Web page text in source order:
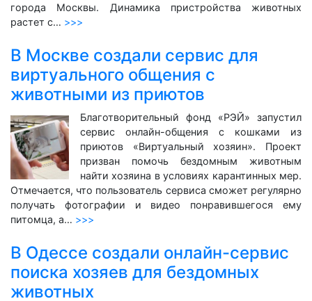
города Москвы. Динамика пристройства животных
растет с… >>>
В Москве создали сервис для
виртуального общения с
животными из приютов
Благотворительный фонд «РЭЙ» запустил
сервис онлайн-общения с кошками из
приютов «Виртуальный хозяин». Проект
призван помочь бездомным животным
найти хозяина в условиях карантинных мер.
Отмечается, что пользователь сервиса сможет регулярно
получать фотографии и видео понравившегося ему
питомца, а… >>>
В Одессе создали онлайн-сервис
поиска хозяев для бездомных
животных